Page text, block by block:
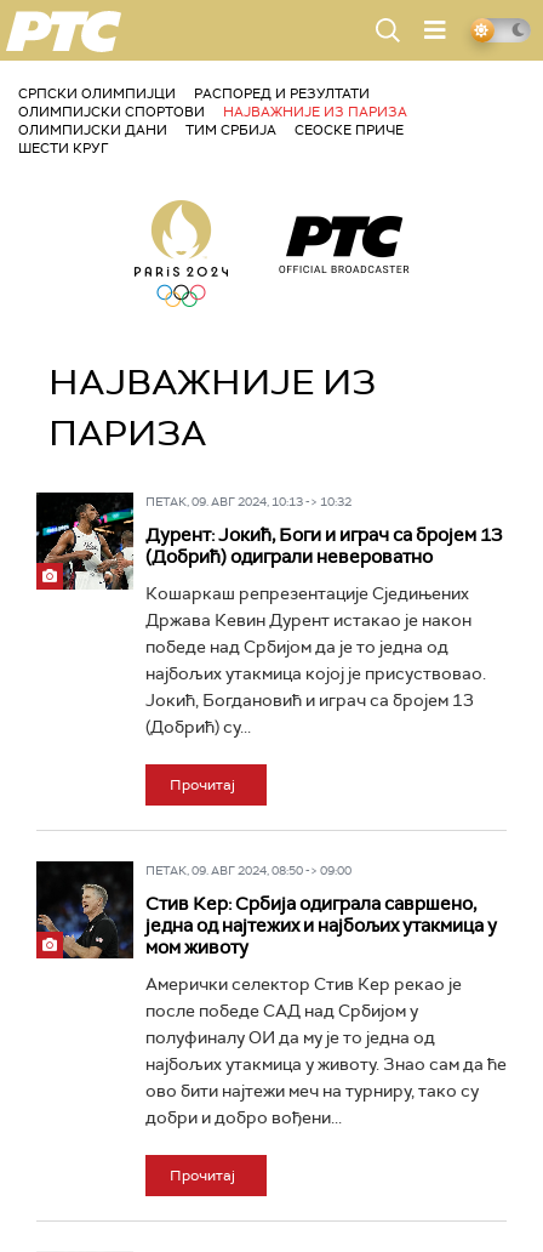
РТС
СРПСКИ ОЛИМПИЈЦИ
РАСПОРЕД И РЕЗУЛТАТИ
ОЛИМПИЈСКИ СПОРТОВИ
НАЈВАЖНИЈЕ ИЗ ПАРИЗА
ОЛИМПИЈСКИ ДАНИ
ТИМ СРБИЈА
СЕОСКЕ ПРИЧЕ
ШЕСТИ КРУГ
НАЈВАЖНИЈЕ ИЗ
ПАРИЗА
ПЕТАК, 09. АВГ 2024, 10:13 -> 10:32
Дурент: Јокић, Боги и играч са бројем 13
(Добрић) одиграли невероватно
Кошаркаш репрезентације Сједињених
Држава Кевин Дурент истакао је након
победе над Србијом да је то једна од
најбољих утакмица којој је присуствовао.
Јокић, Богдановић и играч са бројем 13
(Добрић) су...
Прочитај
ПЕТАК, 09. АВГ 2024, 08:50 -> 09:00
Стив Кер: Србија одиграла савршено,
једна од најтежих и најбољих утакмица у
мом животу
Амерички селектор Стив Кер рекао је
после победе САД над Србијом у
полуфиналу ОИ да му је то једна од
најбољих утакмица у животу. Знао сам да ће
ово бити најтежи меч на турниру, тако су
добри и добро вођени...
Прочитај